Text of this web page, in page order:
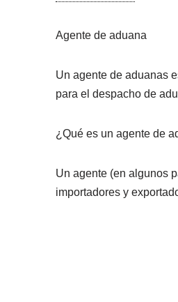
Agente de aduana
Un agente de aduanas
para el despacho de
¿Qué es un agente de
Un agente (en algunos
importadores y